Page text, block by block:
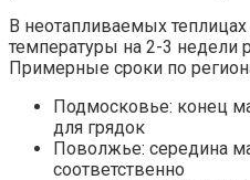
В неотапливаемых
температуры на 2-3 недели
Примерные сроки по
Подмосковье: конец
для грядок
Поволжье: середина
соответственно